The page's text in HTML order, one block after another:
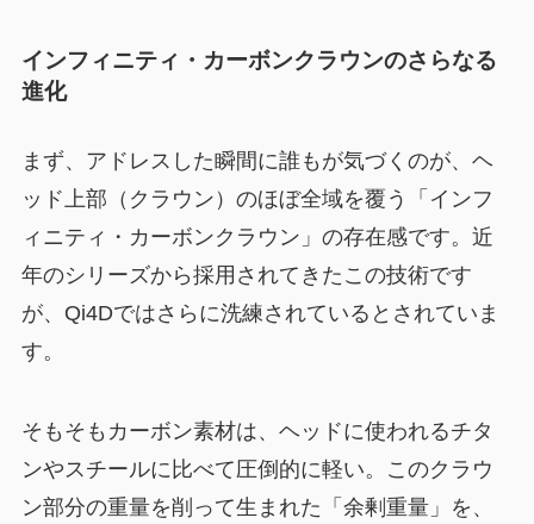
インフィニティ・カーボンクラウンのさらなる
進化
まず、アドレスした瞬間に誰もが気づくのが、ヘ
ッド上部（クラウン）のほぼ全域を覆う「インフ
ィニティ・カーボンクラウン」の存在感です。近
年のシリーズから採用されてきたこの技術です
が、Qi4Dではさらに洗練されているとされていま
す。
そもそもカーボン素材は、ヘッドに使われるチタ
ンやスチールに比べて圧倒的に軽い。このクラウ
ン部分の重量を削って生まれた「余剰重量」を、